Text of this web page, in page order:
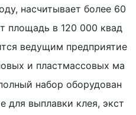
насчитывает более 60
площадь в 120 000 квад
ведущим предприятие
и пластмассовых ма
набор оборудован
для выплавки клея, экст